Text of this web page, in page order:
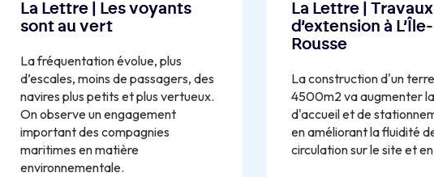
La Lettre | Les voyants
sont au vert
La fréquentation évolue, plus
d’escales, moins de passagers, des
navires plus petits et plus vertueux.
On observe un engagement
important des compagnies
maritimes en matière
environnementale.
La Lettre | Travaux
d’extension à L’Île-
Rousse
La construction d'un
4500m2 va augmenter
d'accueil et de
en améliorant la fluidité
circulation sur le site et